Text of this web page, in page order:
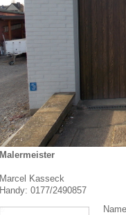
Malermeister
Marcel Kasseck
Handy: 0177/2490857